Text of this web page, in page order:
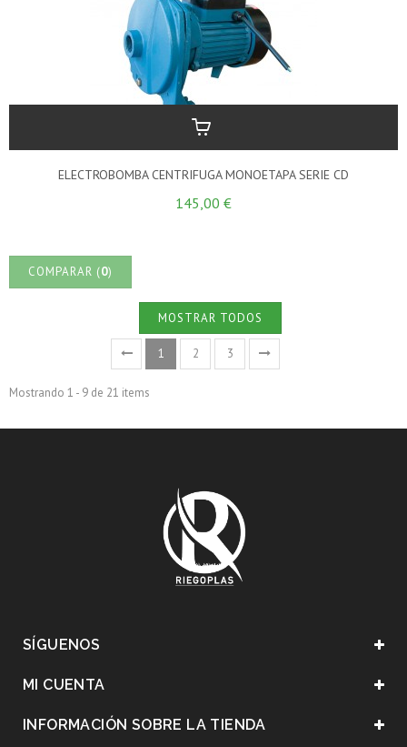
ELECTROBOMBA CENTRIFUGA MONOETAPA SERIE CD
145,00 €
COMPARAR (0)
MOSTRAR TODOS
1 2 3
Mostrando 1 - 9 de 21 items
SÍGUENOS
MI CUENTA
INFORMACIÓN SOBRE LA TIENDA